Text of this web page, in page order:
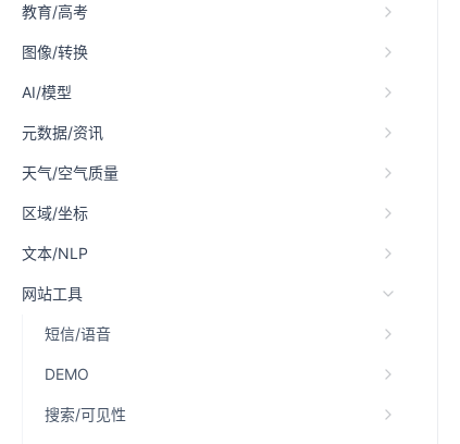
教育/高考
图像/转换
AI/模型
元数据/资讯
天气/空气质量
区域/坐标
文本/NLP
网站工具
短信/语音
DEMO
搜索/可见性